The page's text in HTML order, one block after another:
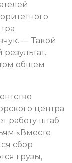
— Такой
общем
центра
работу штаб
«Вместе
сбор
грузы,